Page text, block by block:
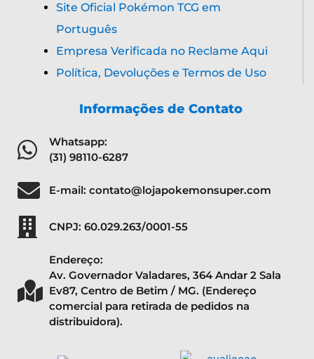
Site Oficial Pokémon TCG em
Português
Empresa Verificada no Reclame Aqui
Política, Devoluções e Termos de Uso
Informações de Contato
Whatsapp:
(31) 98110-6287
E-mail: contato@lojapokemonsuper.com
CNPJ: 60.029.263/0001-55
Endereço:
Av. Governador Valadares, 364 Andar 2 Sala
Ev87, Centro de Betim / MG. (Endereço
comercial para retirada de pedidos na
distribuidora).